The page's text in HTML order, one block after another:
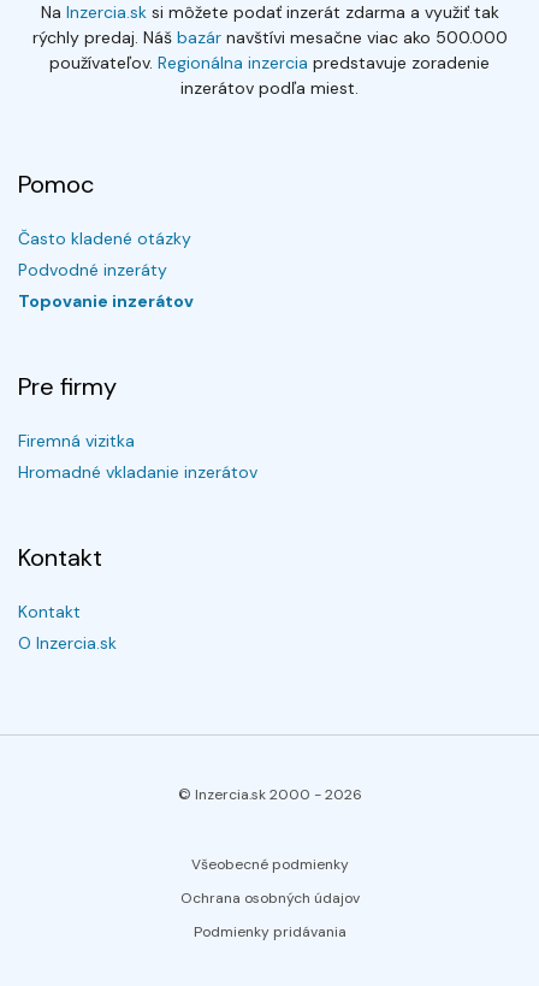
Na Inzercia.sksi môžete podať inzerát zdarma a využiť tak
rýchly predaj. Náš bazárnavštívi mesačne viac ako 500.000
používateľov. Regionálna inzercia predstavuje zoradenie
inzerátov podľa miest.
Pomoc
Často kladené otázky
Podvodné inzeráty
Topovanie inzerátov
Pre firmy
Firemná vizitka
Hromadné vkladanie inzerátov
Kontakt
Kontakt
O Inzercia.sk
© Inzercia.sk 2000 -2026
Všeobecné podmienky
Ochrana osobných údajov
Podmienky pridávania